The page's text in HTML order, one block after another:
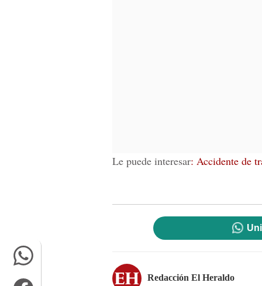
Le puede interesar: Accidente de
Redacción El Heraldo